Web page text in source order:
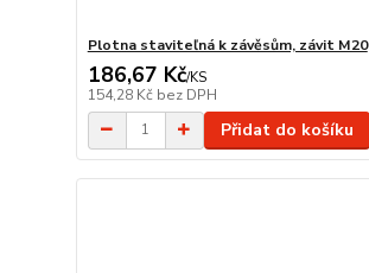
Plotna staviteľná k závěsům, závit M20
186,67 Kč/KS
154,28 Kč bez DPH
Přidat do košíku